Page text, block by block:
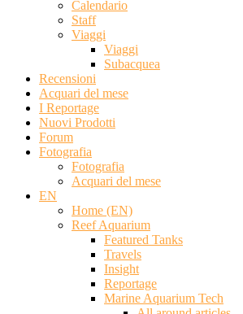
Calendario
Staff
Viaggi
Viaggi
Subacquea
Recensioni
Acquari del mese
I Reportage
Nuovi Prodotti
Forum
Fotografia
Fotografia
Acquari del mese
EN
Home (EN)
Reef Aquarium
Featured Tanks
Travels
Insight
Reportage
Marine Aquarium Tech